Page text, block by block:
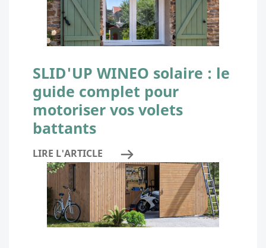
SLID'UP WINEO solaire : le
guide complet pour
motoriser vos volets
battants
LIRE L'ARTICLE